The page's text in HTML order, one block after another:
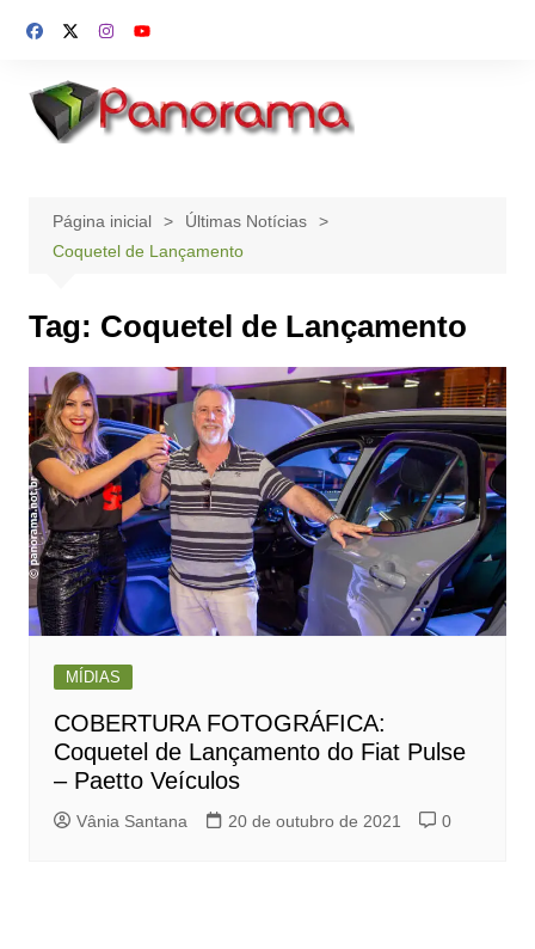
para
conteúdo
Página inicial
Últimas Notícias
Coquetel de Lançamento
Tag: Coquetel de Lançamento
MÍDIAS
COBERTURA FOTOGRÁFICA:
Coquetel de Lançamento do Fiat Pulse
– Paetto Veículos
Vânia Santana 20 de outubro de 2021 0